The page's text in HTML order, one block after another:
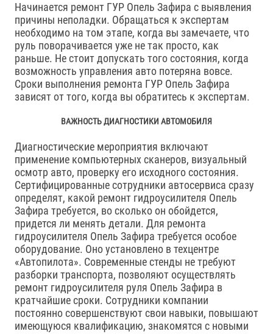
Начинается ремонт ГУР Опель Зафира с выявления
причины неполадки. Обращаться к экспертам
необходимо на том этапе, когда вы замечаете, что
руль поворачивается уже не так просто, как
раньше. Не стоит допускать того состояния, когда
возможность управления авто потеряна вовсе.
Сроки выполнения ремонта ГУР Опель Зафира
зависят от того, когда вы обратитесь к экспертам.
ВАЖНОСТЬ ДИАГНОСТИКИ АВТОМОБИЛЯ
Диагностические мероприятия включают
применение компьютерных сканеров, визуальный
осмотр авто, проверку его исходного состояния.
Сертифицированные сотрудники автосервиса сразу
определят, какой ремонт гидроусилителя Опель
Зафира требуется, во сколько он обойдется,
придется ли менять детали. Для ремонта
гидроусилителя Опель Зафира требуется особое
оборудование. Оно установлено в техцентре
«Автопилота». Современные стенды не требуют
разборки транспорта, позволяют осуществлять
ремонт гидроусилителя руля Опель Зафира в
кратчайшие сроки. Сотрудники компании
постоянно совершенствуют свои навыки, повышают
имеющуюся квалификацию, знакомятся с новыми